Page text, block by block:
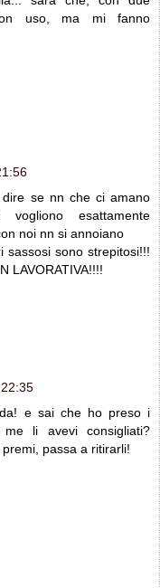
uso, ma mi fanno
dire se nn che ci amano
esattamente
noi nn si annoiano
sono strepitosi!!!
LAVORATIVA!!!!
e sai che ho preso i
li avevi consigliati?
passa a ritirarli!